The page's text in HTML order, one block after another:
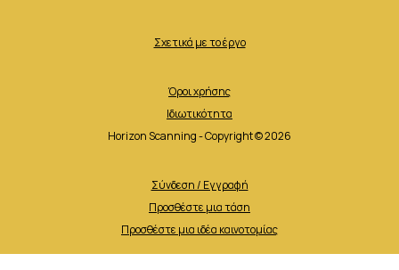
Σχετικά με το έργο
Όροι χρήσης
Ιδιωτικότητα
Horizon Scanning - Copyright © 2026
Σύνδεση / Εγγραφή
Προσθέστε μια τάση
Προσθέστε μια ιδέα καινοτομίας